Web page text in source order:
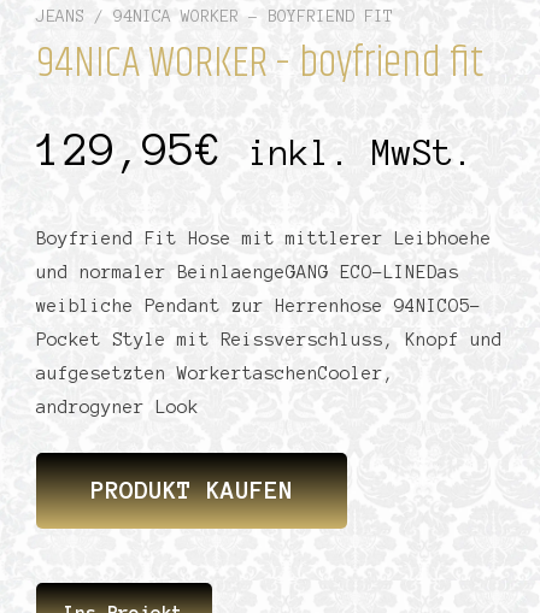
JEANS / 94NICA WORKER – BOYFRIEND FIT
94NICA WORKER – boyfriend fit
129,95€ inkl. MwSt.
Boyfriend Fit Hose mit mittlerer Leibhoehe
und normaler BeinlaengeGANG ECO-LINEDas
weibliche Pendant zur Herrenhose 94NICO5-
Pocket Style mit Reissverschluss, Knopf und
aufgesetzten WorkertaschenCooler,
androgyner Look
PRODUKT KAUFEN